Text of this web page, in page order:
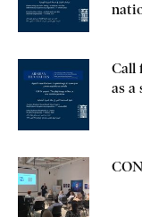
Call
as a